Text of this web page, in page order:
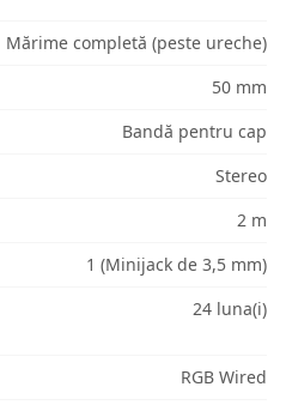
Mărime completă (peste ureche)
50 mm
Bandă pentru cap
Stereo
2 m
1 (Minijack de 3,5 mm)
24 luna(i)
RGB Wired